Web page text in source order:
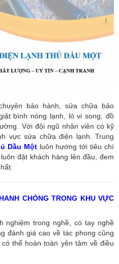
bảo hành, sửa chữa bảo
bình nóng lạnh, lò vi song, đồ
Với đội ngũ nhân viên có kỹ
vực sửa chữa điện lạnh. Trung
Dầu Mộtluôn hướng tới tiêu chí
đặt khách hàng lên đầu, đem
CHÓNG TRONG KHU VỰC
nghiệm trong nghề, có tay nghề
đánh giá cao về tác phong cũng
thể hoàn toàn yên tâm về điều